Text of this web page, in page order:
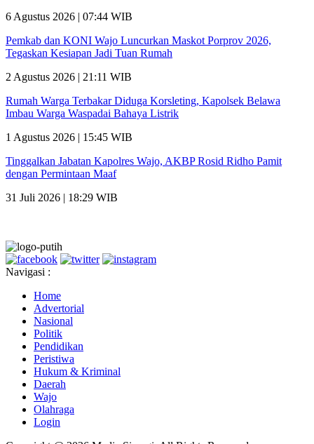
6 Agustus 2026 | 07:44 WIB
Pemkab dan KONI Wajo Luncurkan Maskot Porprov 2026,
Tegaskan Kesiapan Jadi Tuan Rumah
2 Agustus 2026 | 21:11 WIB
Rumah Warga Terbakar Diduga Korsleting, Kapolsek Belawa
Imbau Warga Waspadai Bahaya Listrik
1 Agustus 2026 | 15:45 WIB
Tinggalkan Jabatan Kapolres Wajo, AKBP Rosid Ridho Pamit
dengan Permintaan Maaf
31 Juli 2026 | 18:29 WIB
Navigasi :
Home
Advertorial
Nasional
Politik
Pendidikan
Peristiwa
Hukum & Kriminal
Daerah
Wajo
Olahraga
Login